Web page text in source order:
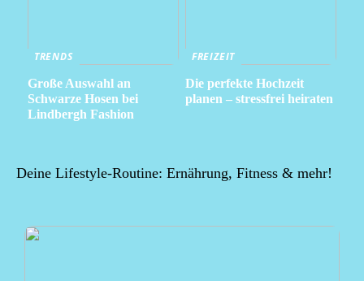
TRENDS
Große Auswahl an
Schwarze Hosen bei
Lindbergh Fashion
FREIZEIT
Die perfekte Hochzeit
planen – stressfrei heiraten
Deine Lifestyle-Routine: Ernährung, Fitness & mehr!